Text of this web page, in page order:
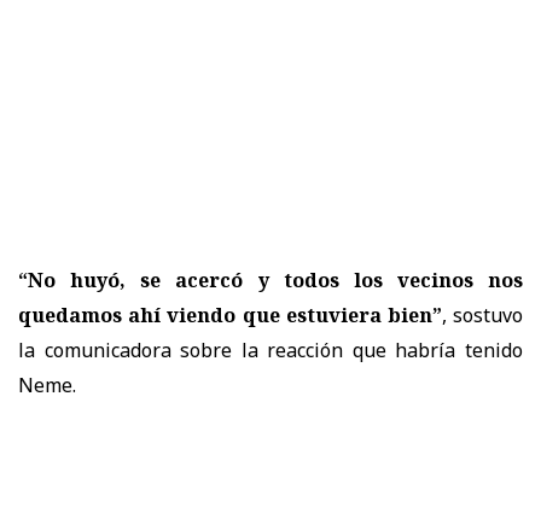
“No huyó, se acercó y todos los vecinos nos
quedamos ahí viendo que estuviera bien”, sostuvo
la comunicadora sobre la reacción que habría tenido
Neme.